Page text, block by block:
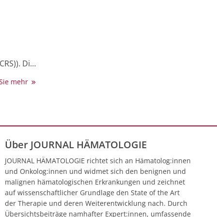
Die
werden
und
dem
und
HLH-
mehr
Über JOURNAL HÄMATOLOGIE
JOURNAL HÄMATOLOGIE richtet sich an Hämatolog:innen
und Onkolog:innen und widmet sich den benignen und
malignen hämatologischen Erkrankungen und zeichnet
auf wissenschaftlicher Grundlage den State of the Art
der Therapie und deren Weiterentwicklung nach. Durch
Übersichtsbeiträge namhafter Expert:innen, umfassende